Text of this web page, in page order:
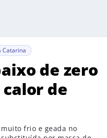
Catarina
de zero
de
frio e geada no